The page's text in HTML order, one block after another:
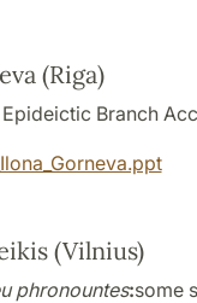
(Riga)
Branch
(Vilnius)
phronountes:some